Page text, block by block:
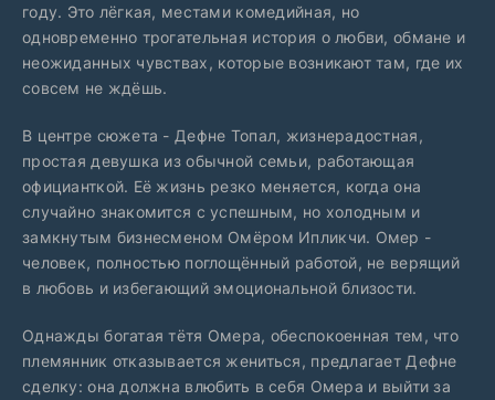
году. Это лёгкая, местами комедийная, но
одновременно трогательная история о любви, обмане и
неожиданных чувствах, которые возникают там, где их
совсем не ждёшь.
В центре сюжета - Дефне Топал, жизнерадостная,
простая девушка из обычной семьи, работающая
официанткой. Её жизнь резко меняется, когда она
случайно знакомится с успешным, но холодным и
замкнутым бизнесменом Омёром Ипликчи. Омер -
человек, полностью поглощённый работой, не верящий
в любовь и избегающий эмоциональной близости.
Однажды богатая тётя Омера, обеспокоенная тем, что
племянник отказывается жениться, предлагает Дефне
сделку: она должна влюбить в себя Омера и выйти за